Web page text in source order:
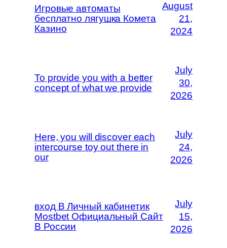
Игровые автоматы
бесплатно лягушка Комета
Казино
August
21,
2024
To provide you with a better
concept of what we provide
July
30,
2026
Here, you will discover each
intercourse toy out there in
our
July
24,
2026
вход В Личный кабинетик
Mostbet Официальный Сайт
В России
July
15,
2026